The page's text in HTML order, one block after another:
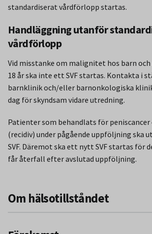
standardiserat vårdförlopp startas.
Handläggning utanför
vårdförlopp
Vid misstanke om malignitet hos barn
18 år ska inte ett SVF startas. Kontakta i
barnklinik och/eller barnonkologiska
dag för skyndsam vidare utredning.
Patienter som behandlats för
(recidiv) under pågående uppföljning ska
SVF. Däremot ska ett nytt SVF startas för
får återfall efter avslutad uppföljning.
Om hälsotillståndet